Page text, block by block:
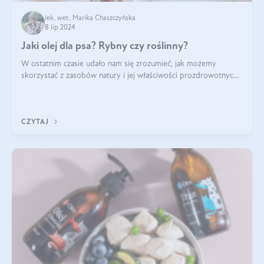
lek. wet. Marika Chaszczyńska
8 lip 2024
Jaki olej dla psa? Rybny czy roślinny?
W ostatnim czasie udało nam się zrozumieć, jak możemy
skorzystać z zasobów natury i jej właściwości prozdrowotnych,
CZYTAJ